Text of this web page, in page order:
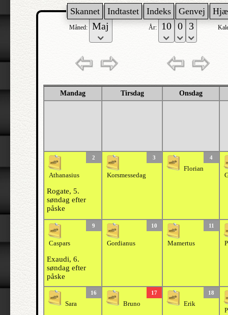
Skannet Indtastet Indeks Genvej
Måned: År:
Mandag Tirsdag Onsdag
2
Athanasius
Rogate, 5.
søndag efter
påske
3
Korsmessedag
4
Florian
9
Caspars
Exaudi, 6.
søndag efter
påske
10
Gordianus
11
Mamertus
16
Sara
17
Bruno
18
Erik